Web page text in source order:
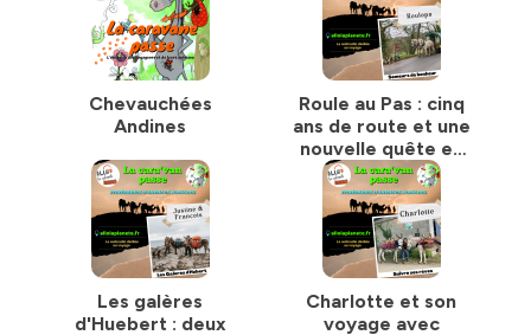
Chevauchées
Andines
Roule au Pas : cinq
ans de route et une
nouvelle quête en
Bretagne
Les galères
d'Huebert : deux
Charlotte et son
voyage avec